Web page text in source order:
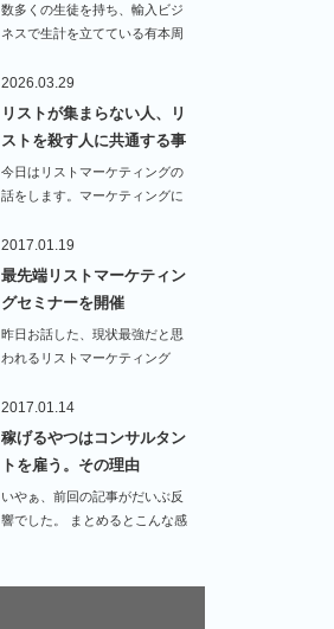
数多くの生徒を持ち、輸入ビジ
ネスで生計を立てている有本周
2026.03.29
リストが集まらない人、リ
ストを殺す人に共通する事
今日はリストマーケティングの
話をします。マーケティングに
2017.01.19
最先端リストマーケティン
グセミナーを開催
昨日お話した、現状最強だと思
われるリストマーケティング
2017.01.14
稼げるやつはコンサルタン
トを雇う。その理由
いやぁ、前回の記事がだいぶ反
響でした。 まとめるとこんな感